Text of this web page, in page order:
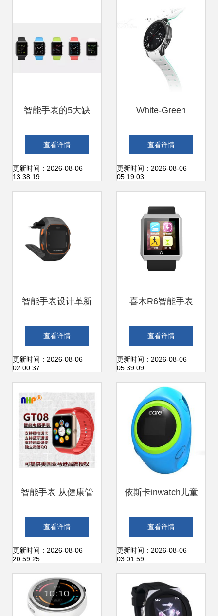
智能手表的5大缺
憾 苹果与三星
的“焦虑”如何正中
查看详情
更新时间：2026-08-06
13:38:19
White-Green
Pacewear: A Blend
of Fashion and
Wearables
查看详情
更新时间：2026-08-06
05:19:03
智能手表设计革新
技术与美学的融合
之路
查看详情
更新时间：2026-08-06
02:00:37
喜木R6智能手表
（酷炫银） 简约与
科技感的跨界平衡
查看详情
更新时间：2026-08-06
05:39:09
智能手表 从健康管
理到生活助手的多
元化产品库探索
查看详情
更新时间：2026-08-06
20:59:25
依斯卡inwatch儿童
智能手表 安全卫士
2，精准定位守护
童年
查看详情
更新时间：2026-08-06
03:01:59